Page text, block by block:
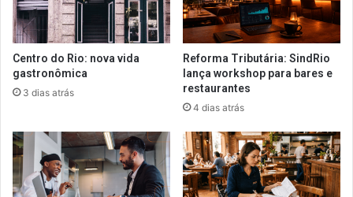
Centro do Rio: nova vida
gastronômica
3 dias atrás
Reforma Tributária: SindRio
lança workshop para bares e
restaurantes
4 dias atrás